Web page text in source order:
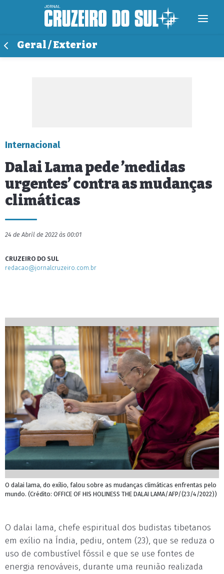
Geral / Exterior
Internacional
Dalai Lama pede ’medidas
urgentes’ contra as mudanças
climáticas
24 de Abril de 2022 às 00:01
CRUZEIRO DO SUL
redacao@jornalcruzeiro.com.br
O dalai lama, do exílio, falou sobre as mudanças climáticas enfrentas pelo
mundo. (Crédito: OFFICE OF HIS HOLINESS THE DALAI LAMA/AFP/(23/4/2022))
O dalai lama, chefe espiritual dos budistas tibetanos
em exílio na Índia, pediu, ontem (23), que se reduza o
uso de combustível fóssil e que se use fontes de
energia renováveis, durante uma reunião realizada